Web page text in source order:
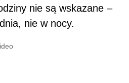
nie są wskazane –
nie w nocy.